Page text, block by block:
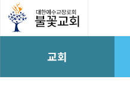
교회